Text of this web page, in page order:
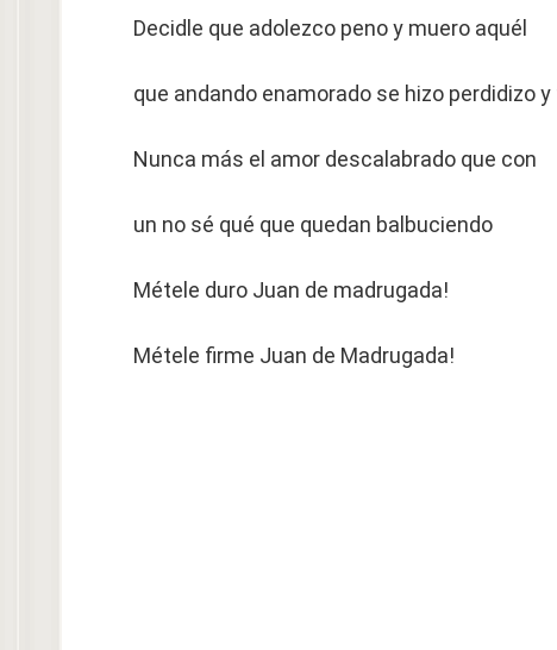
Decidle que adolezco peno y muero aquél
que andando enamorado se hizo perdidizo
Nunca más el amor descalabrado que con
un no sé qué que quedan balbuciendo
Métele duro Juan de madrugada!
Métele firme Juan de Madrugada!